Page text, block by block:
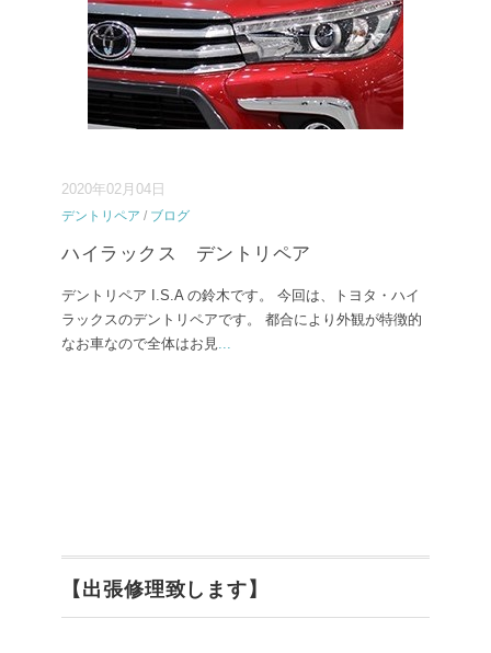
2020年02月04日
デントリペア / ブログ
ハイラックス デントリペア
デントリペア I.S.A の鈴木です。 今回は、トヨタ・ハイ
ラックスのデントリペアです。 都合により外観が特徴的
なお車なので全体はお見...
【出張修理致します】